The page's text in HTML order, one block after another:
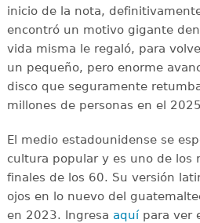
inicio de la nota,
encontró un motivo gigante
vida misma le regaló, para
un pequeño, pero enorme
disco que seguramente
millones de personas en el
El medio estadounidense se
cultura popular y es uno de los
finales de los 60. Su versión
ojos en lo nuevo del
en 2023. Ingresa aquípara ver